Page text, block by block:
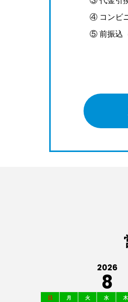
④ コンビ
⑤ 前振込
2026
8
日 月 火 水 木